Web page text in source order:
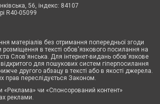
56, індекс: 84107
R40-05099
матеріалів без отримання попередньої згоди
в тексті обов'язкового посилання на
Слов'янська. Для інтернет-видань обов'язкове
для пошукових систем гіперпосилання
другого абзацу в тексті або в якості джерела.
прав переслідується Законом.
«Реклама» чи «Спонсорований контент»
реклами.